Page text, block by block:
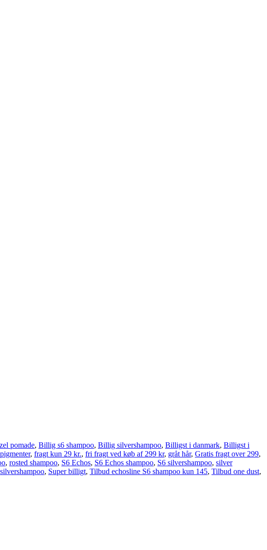
pomade, Billig s6 shampoo, Billig silvershampoo, Billigst i danmark, Billigst i
, fragt kun 29 kr., fri fragt ved køb af 299 kr, gråt hår, Gratis fragt over 299,
, rosted shampoo, S6 Echos, S6 Echos shampoo, S6 silvershampoo, silver
silvershampoo, Super billigt, Tilbud echosline S6 shampoo kun 145, Tilbud one dust,